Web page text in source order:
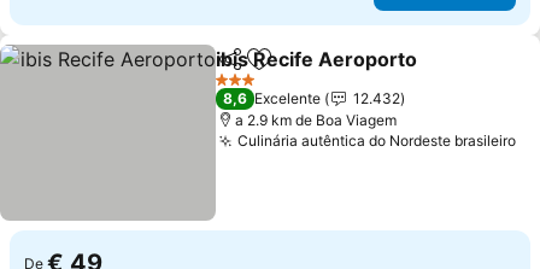
PartilharAdicionar aos favoritos
ibis Recife Aeroporto
3 Estrelas
8,6 Excelente
12.432
a 2.9 km de Boa Viagem
Culinária autêntica do Nordeste brasileiro
De € 49